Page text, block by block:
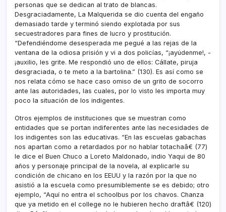
personas que se dedican al trato de blancas.
Desgraciadamente, La Malquerida se dio cuenta del engaño
demasiado tarde y terminó siendo explotada por sus
secuestradores para fines de lucro y prostitución.
“Defendiéndome desesperada me pegué a las rejas de la
ventana de la odiosa prisión y vi a dos policí­as, “¡ayúdenme!, -
¡auxilio, les grite. Me respondió uno de ellos: Cállate, piruja
desgraciada, o te meto a la bartolina.” (130). Es así­ como se
nos relata cómo se hace caso omiso de un grito de socorro
ante las autoridades, las cuales, por lo visto les importa muy
poco la situación de los indigentes.
Otros ejemplos de instituciones que se muestran como
entidades que se portan indiferentes ante las necesidades de
los indigentes son las educativas. “En las escuelas gabachas
nos apartan como a retardados por no hablar totachaâ€ (77)
le dice el Buen Chuco a Loreto Maldonado, indio Yaqui de 80
años y personaje principal de la novela, al explicarle su
condición de chicano en los EEUU y la razón por la que no
asistió a la escuela como presumiblemente se es debido; otro
ejemplo, “Aquí­ no entra el schoolbus por los chavos. Chanza
que ya metido en el college no le hubieren hecho draftâ€ (120)